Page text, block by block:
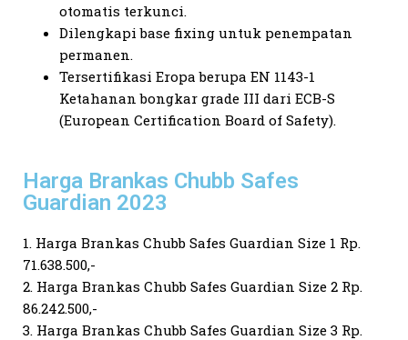
otomatis terkunci.
Dilengkapi base fixing untuk penempatan
permanen.
Tersertifikasi Eropa berupa EN 1143-1
Ketahanan bongkar grade III dari ECB-S
(European Certification Board of Safety).
Harga Brankas Chubb Safes
Guardian 2023
1. Harga Brankas Chubb Safes Guardian Size 1 Rp.
71.638.500,-
2. Harga Brankas Chubb Safes Guardian Size 2 Rp.
86.242.500,-
3. Harga Brankas Chubb Safes Guardian Size 3 Rp.